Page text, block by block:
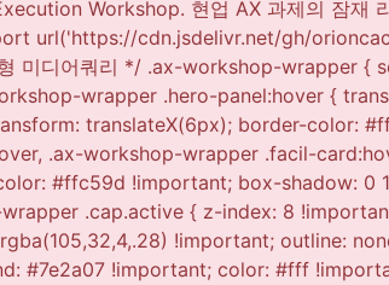
Workshop. 현업 AX 과제의 잠재
url('https://cdn.jsdelivr.net/gh/
미디어쿼리 */ .ax-workshop-
wrapper .hero-panel:hover {
translateX(6px); border-color:
.ax-workshop-wrapper .facil-
#ffc59d !important; box-shadow: 0
.cap.active { z-index: 8
!important; outline:
#7e2a07 !important; color: #fff